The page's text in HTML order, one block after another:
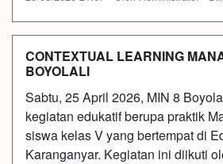
CONTEXTUAL LEARNING
BOYOLALI
Sabtu, 25 April 2026, MIN 8
kegiatan edukatif berupa praktik
siswa kelas V yang bertempat di
Karanganyar. Kegiatan ini diikuti